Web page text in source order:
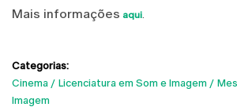
Mais informações aqui
Categorias:
Cinema
Licenciatura em Som e Imagem
Imagem